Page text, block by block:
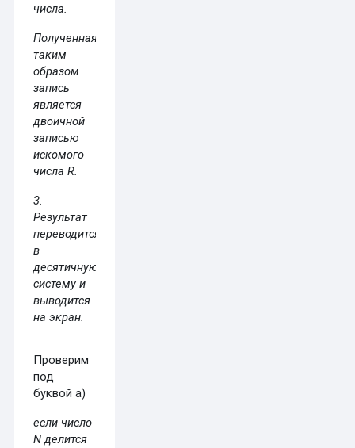
числа.
Полученная
таким
образом
запись
является
двоичной
записью
искомого
числа R.
3.
Результат
переводится
в
десятичную
систему и
выводится
на экран.
Проверим
под
буквой а)
если число
N делится